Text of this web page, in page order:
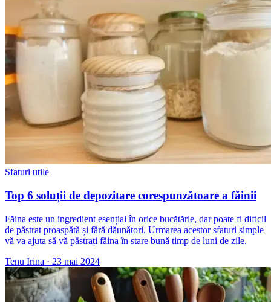
Sfaturi utile
Top 6 soluții de depozitare corespunzătoare a făinii
Făina este un ingredient esențial în orice bucătărie, dar poate fi dificil
de păstrat proaspătă și fără dăunători. Urmarea acestor sfaturi simple
vă va ajuta să vă păstrați făina în stare bună timp de luni de zile.
Tenu Irina · 23 mai 2024